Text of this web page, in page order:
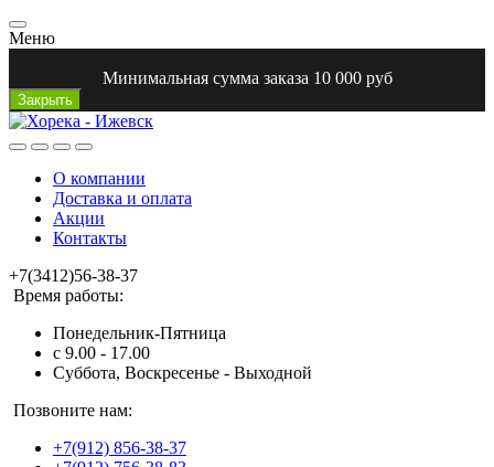
Меню
Минимальная сумма заказа 10 000 руб
Закрыть
О компании
Доставка и оплата
Акции
Контакты
+7(3412)56-38-37
Время работы:
Понедельник-Пятница
с 9.00 - 17.00
Суббота, Воскресенье - Выходной
Позвоните нам:
+7(912) 856-38-37